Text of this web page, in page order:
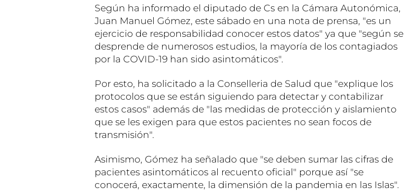
Según ha informado el diputado de Cs en la Cámara Autonómica,
Juan Manuel Gómez, este sábado en una nota de prensa, "es un
ejercicio de responsabilidad conocer estos datos" ya que "según se
desprende de numerosos estudios, la mayoría de los contagiados
por la COVID-19 han sido asintomáticos".
Por esto, ha solicitado a la Conselleria de Salud que "explique los
protocolos que se están siguiendo para detectar y contabilizar
estos casos" además de "las medidas de protección y aislamiento
que se les exigen para que estos pacientes no sean focos de
transmisión".
Asimismo, Gómez ha señalado que "se deben sumar las cifras de
pacientes asintomáticos al recuento oficial" porque así "se
conocerá, exactamente, la dimensión de la pandemia en las Islas".